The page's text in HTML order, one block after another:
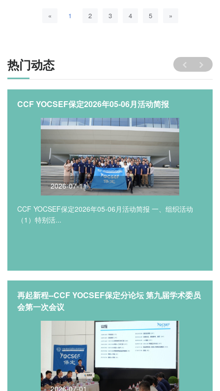
« 1 2 3 4 5 »
热门动态
CCF YOCSEF保定2026年05-06月活动简报
2026-07-11
CCF YOCSEF保定2026年05-06月活动简报 一、组织活动
（1）特别活...
再起新程--CCF YOCSEF保定分论坛 第九届学术委员
会第一次会议
2026-07-01